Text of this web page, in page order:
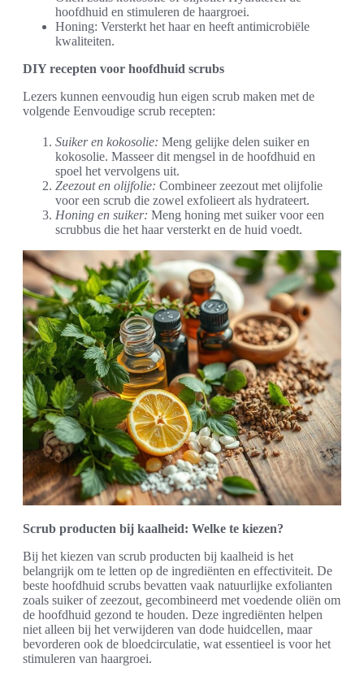
hoofdhuid en stimuleren de haargroei.
Honing: Versterkt het haar en heeft antimicrobiële
kwaliteiten.
DIY recepten voor hoofdhuid scrubs
Lezers kunnen eenvoudig hun eigen scrub maken met de
volgende Eenvoudige scrub recepten:
Suiker en kokosolie: Meng gelijke delen suiker en
kokosolie. Masseer dit mengsel in de hoofdhuid en
spoel het vervolgens uit.
Zeezout en olijfolie: Combineer zeezout met olijfolie
voor een scrub die zowel exfolieert als hydrateert.
Honing en suiker: Meng honing met suiker voor een
scrubbus die het haar versterkt en de huid voedt.
Scrub producten bij kaalheid: Welke te kiezen?
Bij het kiezen van scrub producten bij kaalheid is het
belangrijk om te letten op de ingrediënten en effectiviteit. De
beste hoofdhuid scrubs bevatten vaak natuurlijke exfolianten
zoals suiker of zeezout, gecombineerd met voedende oliën om
de hoofdhuid gezond te houden. Deze ingrediënten helpen
niet alleen bij het verwijderen van dode huidcellen, maar
bevorderen ook de bloedcirculatie, wat essentieel is voor het
stimuleren van haargroei.